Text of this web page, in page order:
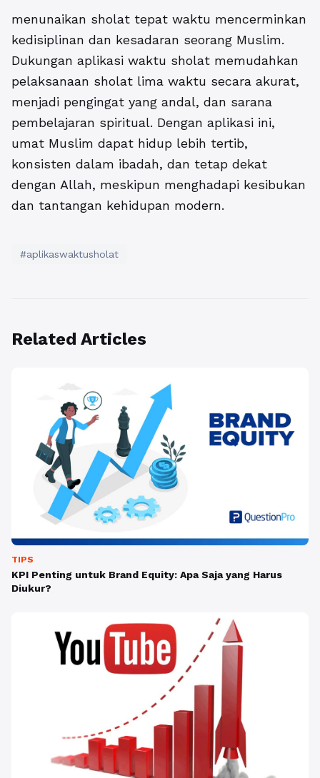
menunaikan sholat tepat waktu mencerminkan
kedisiplinan dan kesadaran seorang Muslim.
Dukungan aplikasi waktu sholat memudahkan
pelaksanaan sholat lima waktu secara akurat,
menjadi pengingat yang andal, dan sarana
pembelajaran spiritual. Dengan aplikasi ini,
umat Muslim dapat hidup lebih tertib,
konsisten dalam ibadah, dan tetap dekat
dengan Allah, meskipun menghadapi kesibukan
dan tantangan kehidupan modern.
#aplikaswaktusholat
Related Articles
TIPS
KPI Penting untuk Brand Equity: Apa Saja yang Harus
Diukur?